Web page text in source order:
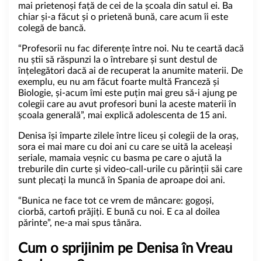
mai prietenoși față de cei de la școala din satul ei. Ba
chiar și-a făcut și o prietenă bună, care acum îi este
colegă de bancă.
“Profesorii nu fac diferențe între noi. Nu te ceartă dacă
nu știi să răspunzi la o întrebare și sunt destul de
înțelegători dacă ai de recuperat la anumite materii. De
exemplu, eu nu am făcut foarte multă Franceză și
Biologie, și-acum îmi este puțin mai greu să-i ajung pe
colegii care au avut profesori buni la aceste materii în
școala generală”, mai explică adolescenta de 15 ani.
Denisa își împarte zilele între liceu și colegii de la oraș,
sora ei mai mare cu doi ani cu care se uită la aceleași
seriale, mamaia veșnic cu basma pe care o ajută la
treburile din curte și video-call-urile cu părinții săi care
sunt plecați la muncă în Spania de aproape doi ani.
“Bunica ne face tot ce vrem de mâncare: gogoși,
ciorbă, cartofi prăjiți. E bună cu noi. E ca al doilea
părinte”, ne-a mai spus tânăra.
Cum o sprijinim pe Denisa în Vreau